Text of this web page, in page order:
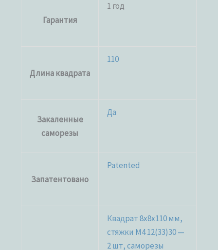
Гарантия
1 год
Длина квадрата
110
Закаленные
саморезы
Да
Запатентовано
Patented
Квадрат 8х8х110 мм,
стяжки М4 12(33)30 —
2 шт, саморезы